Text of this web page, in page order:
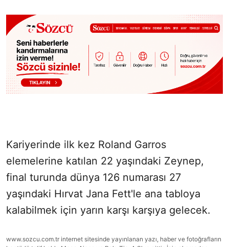
Kariyerinde ilk kez Roland Garros
elemelerine katılan 22 yaşındaki Zeynep,
final turunda dünya 126 numarası 27
yaşındaki Hırvat Jana Fett'le ana tabloya
kalabilmek için yarın karşı karşıya gelecek.
www.sozcu.com.tr internet sitesinde yayınlanan yazı, haber ve fotoğrafların